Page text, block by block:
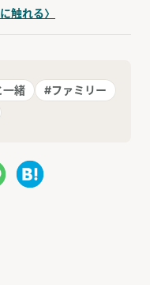
触れる〉
一緒
#ファミリー